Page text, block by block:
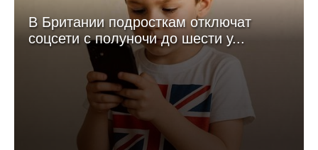
В Британии подросткам отключат
соцсети с полуночи до шести у...